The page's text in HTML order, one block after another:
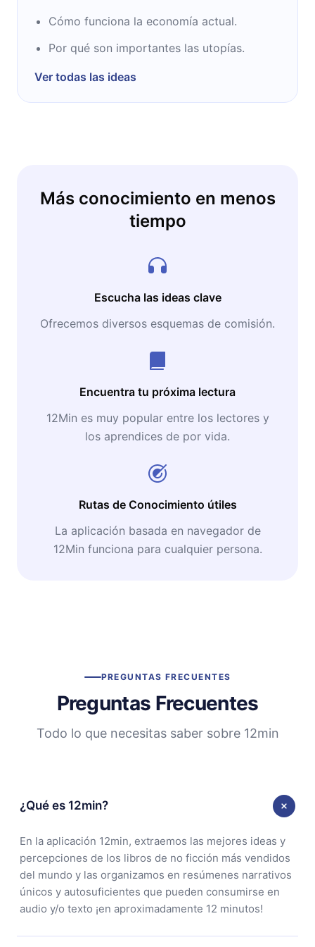
Cómo funciona la economía actual.
Por qué son importantes las utopías.
Ver todas las ideas
Más conocimiento en menos
tiempo
Escucha las ideas clave
Ofrecemos diversos esquemas de comisión.
Encuentra tu próxima lectura
12Min es muy popular entre los lectores y
los aprendices de por vida.
Rutas de Conocimiento útiles
La aplicación basada en navegador de
12Min funciona para cualquier persona.
PREGUNTAS FRECUENTES
Preguntas Frecuentes
Todo lo que necesitas saber sobre 12min
¿Qué es 12min?
En la aplicación 12min, extraemos las mejores ideas y
percepciones de los libros de no ficción más vendidos
del mundo y las organizamos en resúmenes narrativos
únicos y autosuficientes que pueden consumirse en
audio y/o texto ¡en aproximadamente 12 minutos!